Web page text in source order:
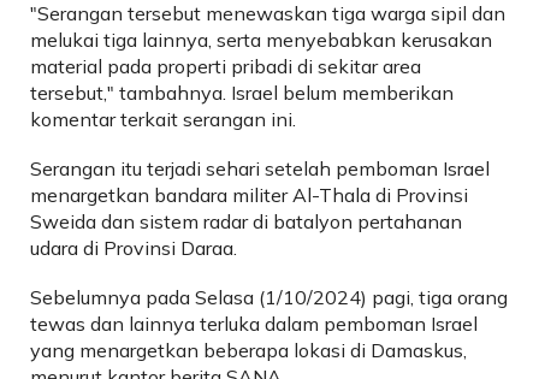
"Serangan tersebut menewaskan tiga warga sipil dan
melukai tiga lainnya, serta menyebabkan kerusakan
material pada properti pribadi di sekitar area
tersebut," tambahnya. Israel belum memberikan
komentar terkait serangan ini.
Serangan itu terjadi sehari setelah pemboman Israel
menargetkan bandara militer Al-Thala di Provinsi
Sweida dan sistem radar di batalyon pertahanan
udara di Provinsi Daraa.
Sebelumnya pada Selasa (1/10/2024) pagi, tiga orang
tewas dan lainnya terluka dalam pemboman Israel
yang menargetkan beberapa lokasi di Damaskus,